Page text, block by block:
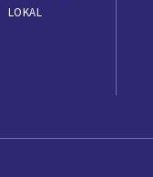
LOKAL